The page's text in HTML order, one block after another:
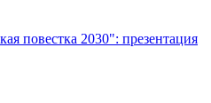
повестка 2030": презентация